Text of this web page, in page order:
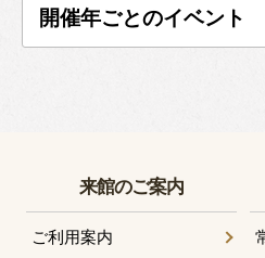
開催年ごとのイベント
来館のご案内
ご利用案内